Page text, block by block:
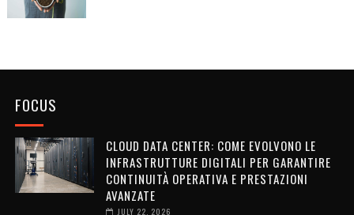
FOCUS
CLOUD DATA CENTER: COME EVOLVONO LE
INFRASTRUTTURE DIGITALI PER GARANTIRE
CONTINUITÀ OPERATIVA E PRESTAZIONI
AVANZATE
JULY 22, 2026